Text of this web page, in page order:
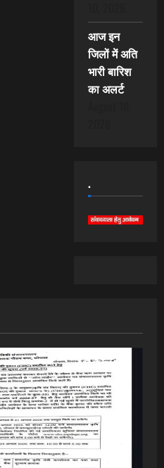
आज इन
जिलों में अति
भारी बारिश
का अलर्ट
.